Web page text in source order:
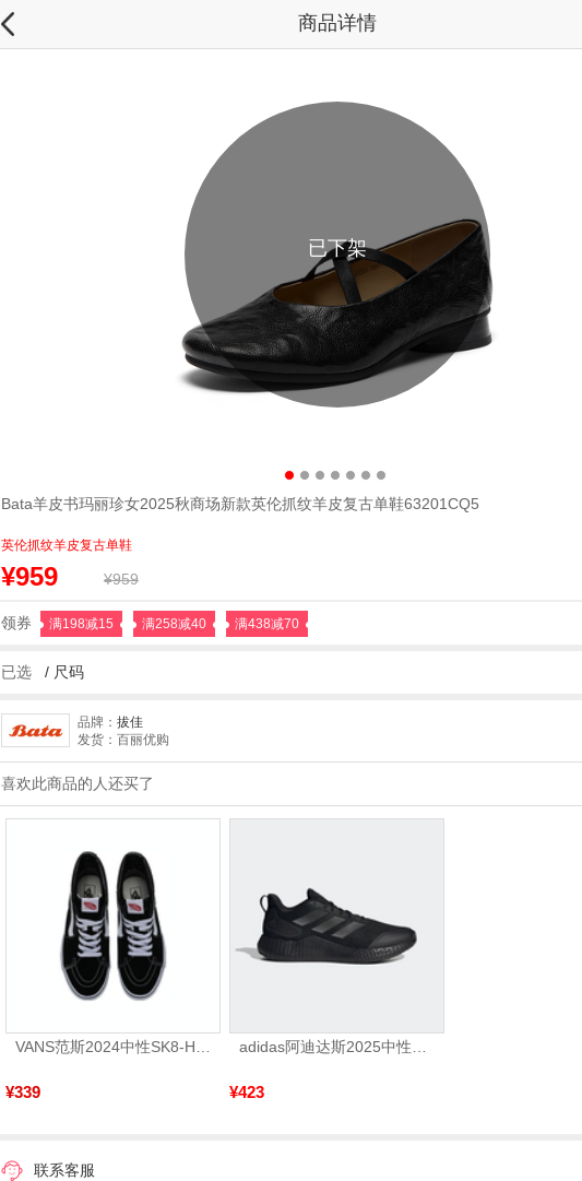
商品详情
已下架
Bata羊皮书玛丽珍女2025秋商场新款英伦抓纹羊皮复古单鞋63201CQ5
英伦抓纹羊皮复古单鞋
¥959 ¥959
领券 满198减15 满258减40 满438减70
已选 / 尺码
品牌： 拔佳
发货：百丽优购
喜欢此商品的人还买了
¥339 ¥423
联系客服